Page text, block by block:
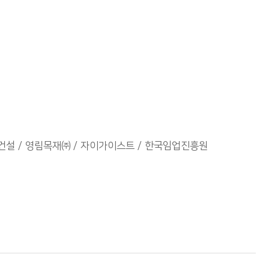
설 영림목재㈜ 자이가이스트 한국임업진흥원